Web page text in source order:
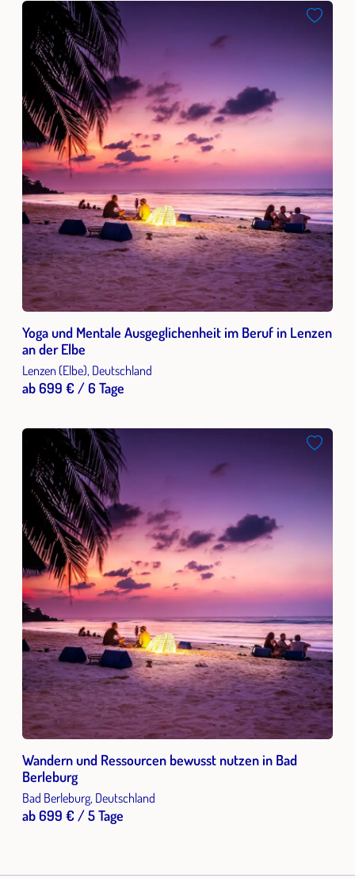
Yoga und Mentale Ausgeglichenheit im Beruf in Lenzen
an der Elbe
Lenzen (Elbe), Deutschland
ab 699 € / 6 Tage
Wandern und Ressourcen bewusst nutzen in Bad
Berleburg
Bad Berleburg, Deutschland
ab 699 € / 5 Tage